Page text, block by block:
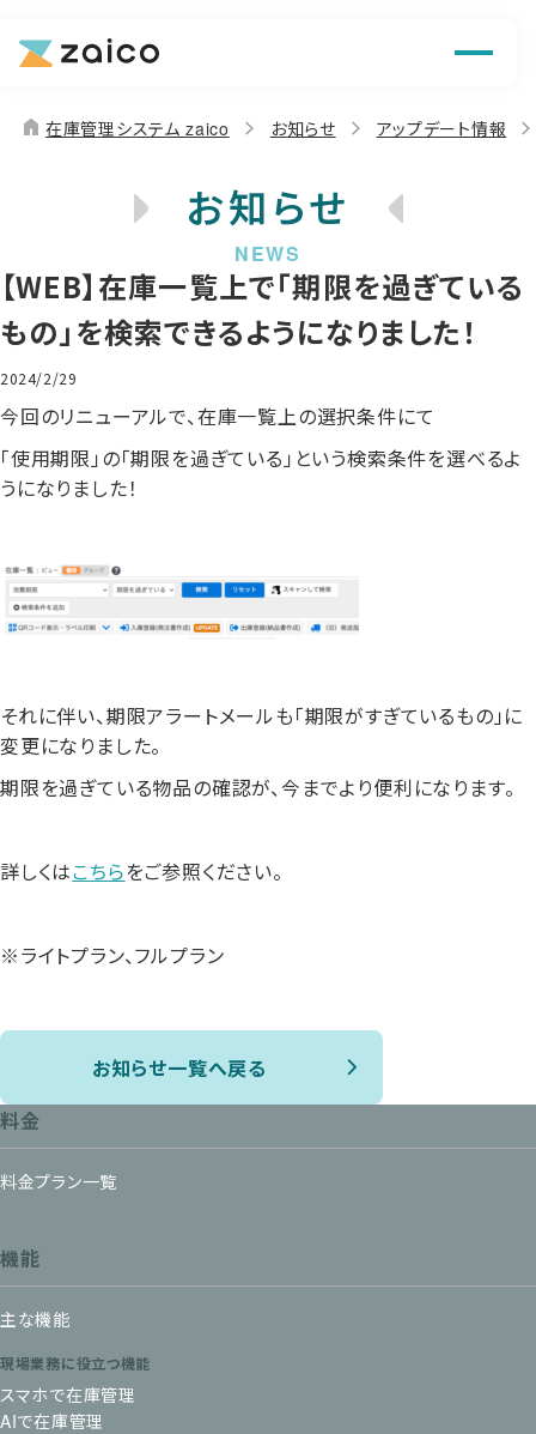
機能
お役立ち情報
home 在庫管理システム zaico お知らせ アップデート情報
お知らせ
【WEB】在庫一覧上で「期限を過ぎている
もの」を検索できるようになりました！
2024/2/29
今回のリニューアルで、在庫一覧上の選択条件にて
「使用期限」の「期限を過ぎている」という検索条件を選べるよ
うになりました！
それに伴い、期限アラートメールも「期限がすぎているもの」に
変更になりました。
期限を過ぎている物品の確認が、今までより便利になります。
詳しくはこちらをご参照ください。
※ライトプラン、フルプラン
お知らせ一覧へ戻る
料金
料金プラン一覧
機能
主な機能
現場業務に役立つ機能
スマホで在庫管理
AIで在庫管理